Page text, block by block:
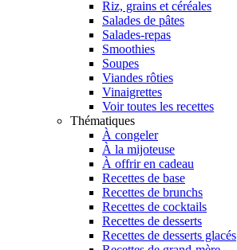
Riz, grains et céréales
Salades de pâtes
Salades-repas
Smoothies
Soupes
Viandes rôties
Vinaigrettes
Voir toutes les recettes
Thématiques
À congeler
À la mijoteuse
À offrir en cadeau
Recettes de base
Recettes de brunchs
Recettes de cocktails
Recettes de desserts
Recettes de desserts glacés